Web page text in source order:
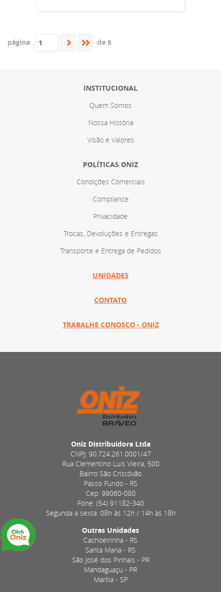
página de 6
INSTITUCIONAL
Quem Somos
Nossa História
Visão e Valores
POLÍTICAS ONIZ
Condições Comerciais
Compliance
Privacidade
Trocas, Devoluções e Entregas
Transporte e Entrega de Pedidos
UNIDADES
CONTATO
TRABALHE CONOSCO - ONIZ
Oniz Distribuidora Ltda
CNPJ: 90.724.261.0001/47
Rua Clementino Luis Vieira, 500
Bairro São Cristóvão
Passo Fundo - RS
Cep: 99060-080
Fone: (54) 91182-340
Segunda a sexta: 08h às 12h / 14h às 18h
Outras Unidades
Cachoeirinha - RS
Santa Maria - RS
São José dos Pinhais - PR
Mandaguaçu - PR
Marília - SP